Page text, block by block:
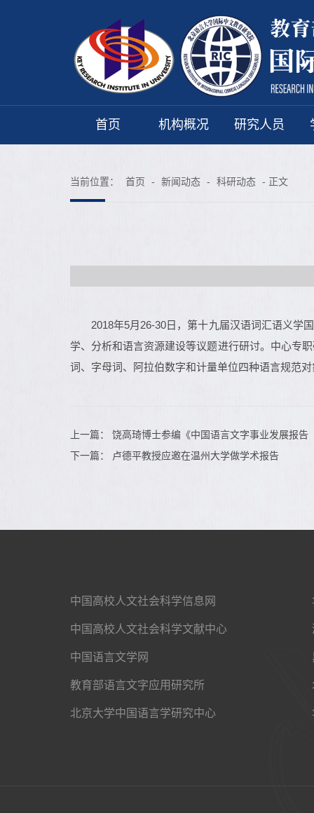
首页 机构概况 研究人员
当前位置： 首页 - 新闻动态 - 科研动态 - 正文
2018年5月26-30日，第十九届汉语词汇语义学
学、分析和语言资源建设等议题进行研讨。中心专
词、字母词、阿拉伯数字和计量单位四种语言规范
上一篇： 饶高琦博士参编《中国语言文字事业发展报告
下一篇：
卢德平教授应邀在温州大学做学术报告
中国高校人文社会科学信息网
中国高校人文社会科学文献中心
中国语言文学网
教育部语言文字应用研究所
北京大学中国语言学研究中心